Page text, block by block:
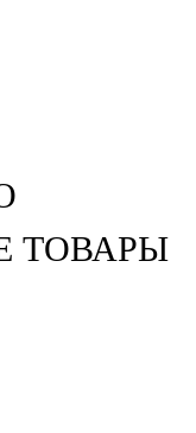
ТОВАРЫ